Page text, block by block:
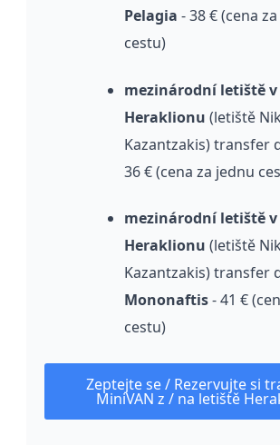
Pelagia - 38 € (cena
cestu)
mezinárodní letiště v
Heraklionu (letiště
Kazantzakis) transfer
36 € (cena za jednu
mezinárodní letiště v
Heraklionu (letiště
Kazantzakis) transfer
Mononaftis- 41 €
cestu)
Zeptejte se / Rezervujte si
MiniVAN z / na letiště